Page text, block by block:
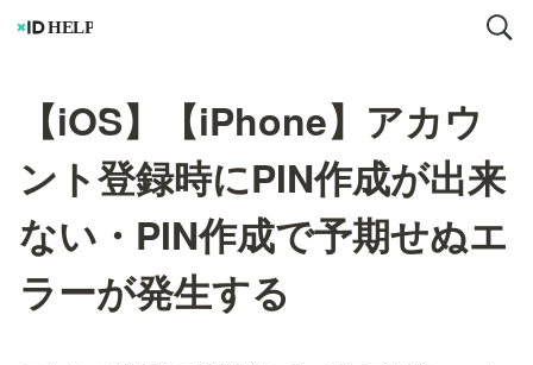
【iOS】【iPhone】アカウ
ント登録時にPIN作成が出来
ない・PIN作成で予期せぬエ
ラーが発生する